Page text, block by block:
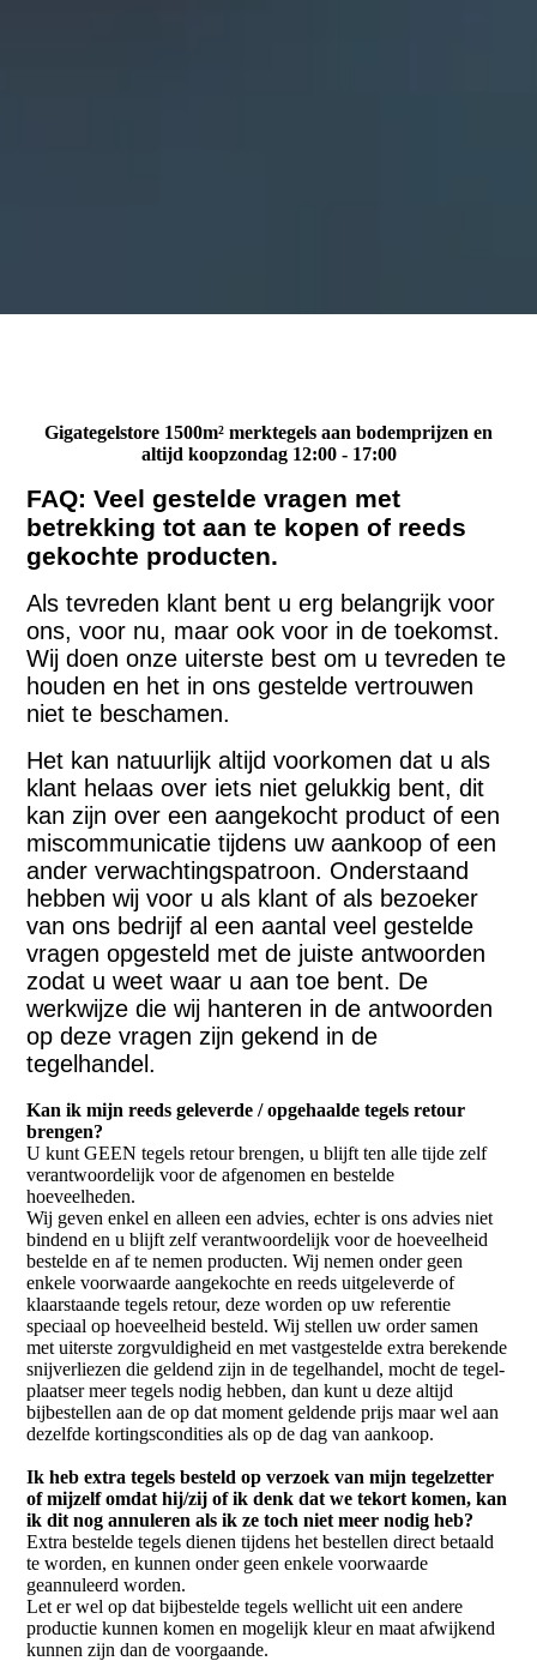
Gigategelstore 1500m² merktegels aan bodemprijzen en
altijd koopzondag 12:00 - 17:00
FAQ: Veel gestelde vragen met
betrekking tot aan te kopen of reeds
gekochte producten.
Als tevreden klant bent u erg belangrijk voor
ons, voor nu, maar ook voor in de toekomst.
Wij doen onze uiterste best om u tevreden te
houden en het in ons gestelde vertrouwen
niet te beschamen.
Het kan natuurlijk altijd voorkomen dat u als
klant helaas over iets niet gelukkig bent, dit
kan zijn over een aangekocht product of een
miscommunicatie tijdens uw aankoop of een
ander verwachtingspatroon. Onderstaand
hebben wij voor u als klant of als bezoeker
van ons bedrijf al een aantal veel gestelde
vragen opgesteld met de juiste antwoorden
zodat u weet waar u aan toe bent. De
werkwijze die wij hanteren in de antwoorden
op deze vragen zijn gekend in de
tegelhandel.
Kan ik mijn reeds geleverde / opgehaalde tegels retour
brengen?
U kunt GEEN tegels retour brengen, u blijft ten alle tijde zelf
verantwoordelijk voor de afgenomen en bestelde
hoeveelheden.
Wij geven enkel en alleen een advies, echter is ons advies niet
bindend en u blijft zelf verantwoordelijk voor de hoeveelheid
bestelde en af te nemen producten. Wij nemen onder geen
enkele voorwaarde aangekochte en reeds uitgeleverde of
klaarstaande tegels retour, deze worden op uw referentie
speciaal op hoeveelheid besteld. Wij stellen uw order samen
met uiterste zorgvuldigheid en met vastgestelde extra berekende
snijverliezen die geldend zijn in de tegelhandel, mocht de tegel-
plaatser meer tegels nodig hebben, dan kunt u deze altijd
bijbestellen aan de op dat moment geldende prijs maar wel aan
dezelfde kortingscondities als op de dag van aankoop.
Ik heb extra tegels besteld op verzoek van mijn tegelzetter
of mijzelf omdat hij/zij of ik denk dat we tekort komen, kan
ik dit nog annuleren als ik ze toch niet meer nodig heb?
Extra bestelde tegels dienen tijdens het bestellen direct betaald
te worden, en kunnen onder geen enkele voorwaarde
geannuleerd worden.
Let er wel op dat bijbestelde tegels wellicht uit een andere
productie kunnen komen en mogelijk kleur en maat afwijkend
kunnen zijn dan de voorgaande.